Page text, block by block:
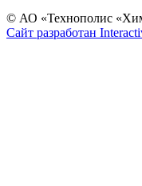
© АО «Технополис
Сайт разработан